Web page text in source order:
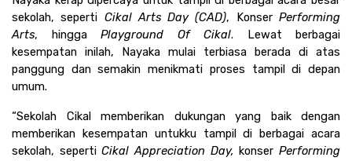
sekolah, seperti Cikal Arts Day (CAD), Konser Performing
Arts, hingga Playground Of Cikal. Lewat berbagai
kesempatan inilah, Nayaka mulai terbiasa berada di atas
panggung dan semakin menikmati proses tampil di depan
umum.
“Sekolah Cikal memberikan dukungan yang baik dengan
memberikan kesempatan untukku tampil di berbagai acara
sekolah, seperti Cikal Appreciation Day, konser Performing